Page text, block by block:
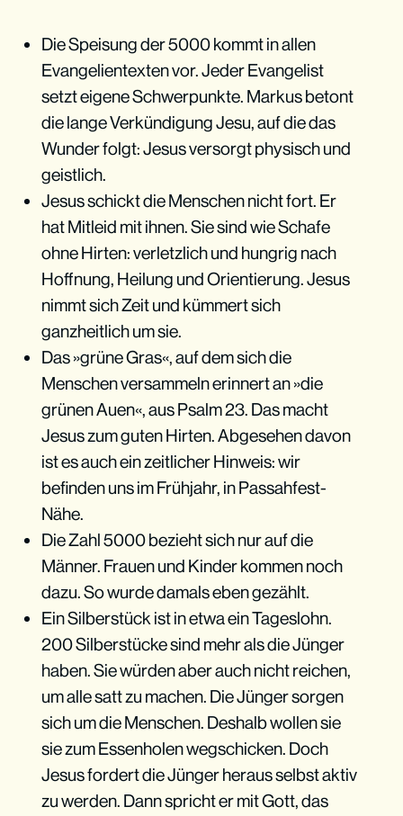
Die Speisung der 5000 kommt in allen
Evangelientexten vor. Jeder Evangelist
setzt eigene Schwerpunkte. Markus betont
die lange Verkündigung Jesu, auf die das
Wunder folgt: Jesus versorgt physisch und
geistlich.
Jesus schickt die Menschen nicht fort. Er
hat Mitleid mit ihnen. Sie sind wie Schafe
ohne Hirten: verletzlich und hungrig nach
Hoffnung, Heilung und Orientierung. Jesus
nimmt sich Zeit und kümmert sich
ganzheitlich um sie.
Das »grüne Gras«, auf dem sich die
Menschen versammeln erinnert an »die
grünen Auen«, aus Psalm 23. Das macht
Jesus zum guten Hirten. Abgesehen davon
ist es auch ein zeitlicher Hinweis: wir
befinden uns im Frühjahr, in Passahfest-
Nähe.
Die Zahl 5000 bezieht sich nur auf die
Männer. Frauen und Kinder kommen noch
dazu. So wurde damals eben gezählt.
Ein Silberstück ist in etwa ein Tageslohn.
200 Silberstücke sind mehr als die Jünger
haben. Sie würden aber auch nicht reichen,
um alle satt zu machen. Die Jünger sorgen
sich um die Menschen. Deshalb wollen sie
sie zum Essenholen wegschicken. Doch
Jesus fordert die Jünger heraus selbst aktiv
zu werden. Dann spricht er mit Gott, das